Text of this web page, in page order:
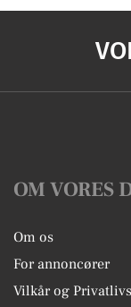
OM VORES
Om os
For annoncører
Vilkår og